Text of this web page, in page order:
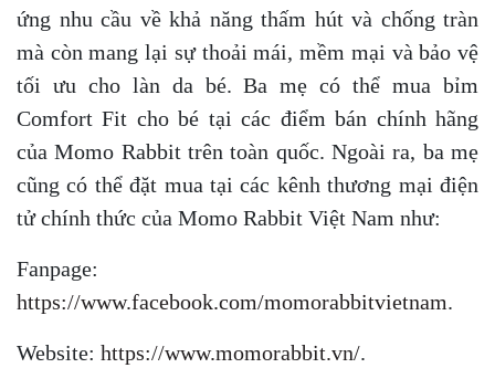
ứng nhu cầu về khả năng thấm hút và chống tràn
mà còn mang lại sự thoải mái, mềm mại và bảo vệ
tối ưu cho làn da bé. Ba mẹ có thể mua bỉm
Comfort Fit cho bé tại các điểm bán chính hãng
của Momo Rabbit trên toàn quốc. Ngoài ra, ba mẹ
cũng có thể đặt mua tại các kênh thương mại điện
tử chính thức của Momo Rabbit Việt Nam như:
Fanpage:
https://www.facebook.com/momorabbitvietnam.
Website: https://www.momorabbit.vn/.